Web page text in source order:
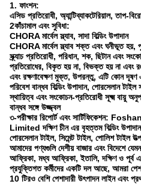
1. ফাংশন:
এসিড প্রতিরোধী, অ্যান্টিব্যাকটেরিয়াল, তাপ-
2কাঁচামাল এবং সুবিধা:
CHORA মার্বেল স্ল্যাব, সাদা বিল্ডিং উপাদান
CHORA মার্বেল স্ল্যাব শক্ত এবং ঘনীভূত
স্ক্র্যাচ প্রতিরোধী, পরিধান, শক, ছিটান এবং
প্রতিরোধের, বিকৃত হয় না, বিভক্ত হয় না এবং রঙ
এবং রক্ষণাবেক্ষণ মুক্ত, উপরন্তু, এটি কোন দূষণ
পরিবেশ বান্ধব বিল্ডিং উপাদান, পোরসেলান
স্থায়িত্ব এবং সংকোচন-প্রতিরোধী সূক্ষ্ম বায়ু
বান্ধব সঙ্গে উজ্জ্বল
৩-পরীক্ষার রিপোর্ট এবং সার্টিফিকেশন:
Limited দক্ষিণ চীন এর বৃহত্তম বিল্ডিং
পোরসেলান টাইল, সিমেন্ট টাইল, পোলিশ টাইল
আমাদের পণ্যগুলি দেশীয় বাজার এবং বিদেশে
আফ্রিকা, মধ্য আফ্রিকা, ইতালি, দক্ষিণ ও পূর্ব
প্রযুক্তিগত কর্মীদের একটি দল আছে, আমরা
10 টিরও বেশি পেশাদারী উৎপাদন লাইন এবং